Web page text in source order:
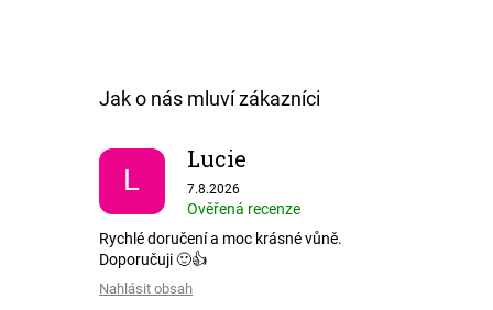
L
Lucie
Hodnocení obchodu je 5 z 5 hvězdiček.
7.8.2026
Ověřená recenze
Rychlé doručení a moc krásné vůně.
Doporučuji 🙂👍
Nahlásit obsah